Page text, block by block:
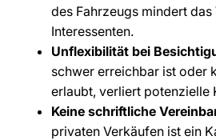
des Fahrzeugs mindert das
Interessenten.
Unflexibilität bei
schwer erreichbar ist oder
erlaubt, verliert potenzielle
Keine schriftliche
privaten Verkäufen ist ein